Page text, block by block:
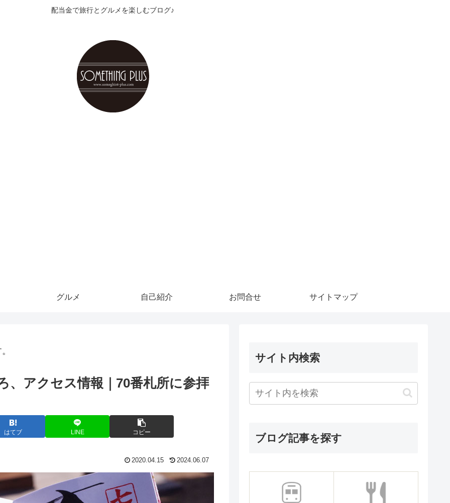
配当金で旅行とグルメを楽しむブログ♪
グルメ 自己紹介 お問合せ サイトマップ
、アクセス情報｜70番札所に参拝
はてブ LINE コピー
2020.04.15 2024.06.07
サイト内検索
ブログ記事を探す